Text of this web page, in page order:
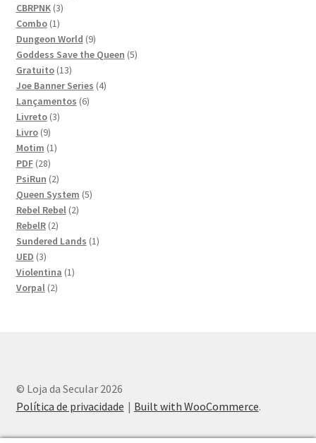
CBRPNK 33
Combo 11
produto
Dungeon World 99
produtos
Goddess Save the Queen 55
Gratuito 1313
produtos
Joe Banner Series 44
Lançamentos 66
Livreto 33
Livro 99
produtos
Motim 11
PDF 2828
produtos
PsiRun 22
produtos
Queen System 55
Rebel Rebel 22
RebelR 22
produtos
Sundered Lands 11
UED 33
produtos
Violentina 11
Vorpal 22
© Loja da Secular 2026
Política de privacidade
Built with WooCommerce.